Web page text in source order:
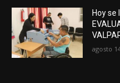
Hoy
agosto